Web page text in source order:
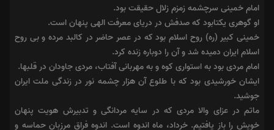
امام خمینی سرچشمه زمزم زلال حقیقت بود.
او گوهری یکتابود که صدفش در دریای معرفت الهی پنهان است.
خمینی کبیر (ره) روح اسلام بود که در عصر حاضر در کالبد مرده و بی روح
اسلام ایران دمیده شد و آن را دوباره زنده کرد.
امام مردی بود به استواری کوه و به مهربانی آفتاب، مردی جاودان در قلبها.
ایشان خورشیدی بود که با طلوع آن هزار چشمه نور در زندگی ملت ایران
جوشید.
ماتم در عزای والا مردی که در سایه مردانگی و تدبیرش هویت پنهان
خویش را باز یافتیم. خرداد، ماه اندوه است. اندوه فراق مرزبان حماسه و